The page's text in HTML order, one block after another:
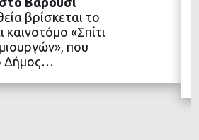
ΠΕΡΙΣΣΟΤΕΡΑ
βρίσκεται το
«Σπίτι
που
Δήμος…